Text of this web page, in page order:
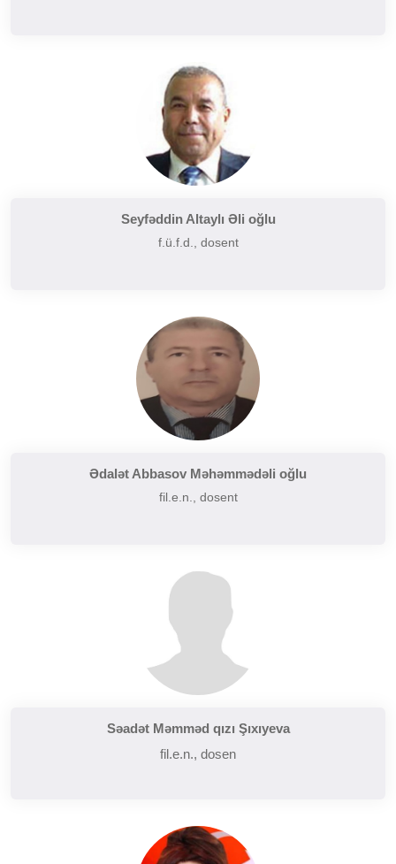
Seyfəddin Altaylı Əli oğlu
f.ü.f.d., dosent
Ədalət Abbasov Məhəmmədəli oğlu
fil.e.n., dosent
Səadət Məmməd qızı Şıxıyeva
fil.e.n., dosen